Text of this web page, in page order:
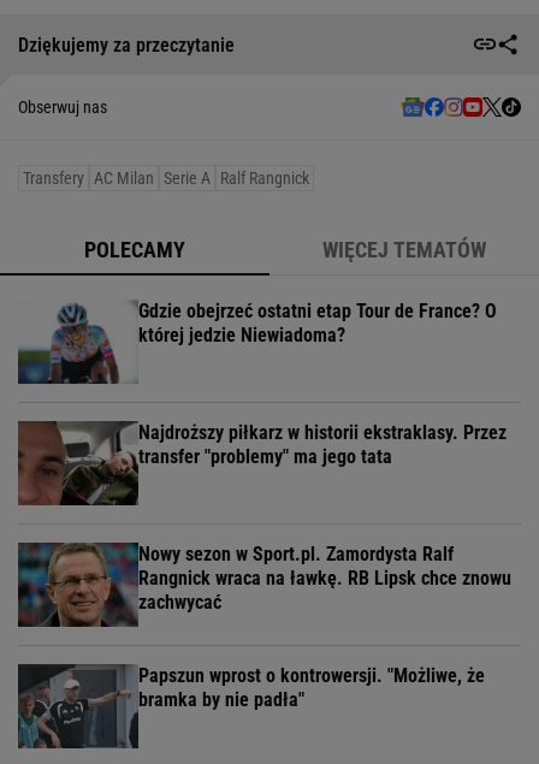
Dziękujemy za przeczytanie
Obserwuj nas
Transfery AC Milan Serie A Ralf Rangnick
POLECAMY WIĘCEJ TEMATÓW
Gdzie obejrzeć ostatni etap Tour de France? O
której jedzie Niewiadoma?
Najdroższy piłkarz w historii ekstraklasy. Przez
transfer "problemy" ma jego tata
Nowy sezon w Sport.pl. Zamordysta Ralf
Rangnick wraca na ławkę. RB Lipsk chce znowu
zachwycać
Papszun wprost o kontrowersji. "Możliwe, że
bramka by nie padła"